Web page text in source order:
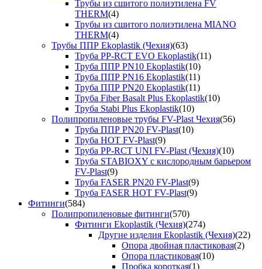
Трубы из сшитого полиэтилена FV
THERM(4)
Трубы из сшитого полиэтилена MIANO
THERM(4)
Трубы ППР Ekoplastik (Чехия)(63)
Труба PP-RCT EVO Ekoplastik(11)
Труба ППР PN10 Ekoplastik(10)
Труба ППР PN16 Ekoplastik(11)
Труба ППР PN20 Ekoplastik(11)
Труба Fiber Basalt Plus Ekoplastik(10)
Труба Stabi Plus Ekoplastik(10)
Полипропиленовые трубы FV-Plast Чехия(56)
Труба ППР PN20 FV-Plast(10)
Труба HOT FV-Plast(9)
Труба PP-RCT UNI FV-Plast (Чехия)(10)
Труба STABIOXY с кислородным барьером
FV-Plast(9)
Труба FASER PN20 FV-Plast(9)
Труба FASER HOT FV-Plast(9)
Фитинги(584)
Полипропиленовые фитинги(570)
Фитинги Ekoplastik (Чехия)(274)
Другие изделия Ekoplastik (Чехия)(22)
Опора двойная пластиковая(2)
Опора пластиковая(10)
Пробка короткая(1)